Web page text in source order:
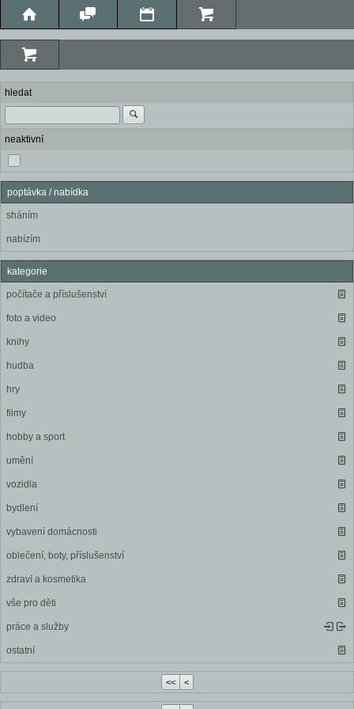
hledat
neaktivní
poptávka / nabídka
sháním
nabízím
kategorie
počítače a příslušenství
foto a video
knihy
hudba
hry
filmy
hobby a sport
umění
vozidla
bydlení
vybavení domácnosti
oblečení, boty, příslušenství
zdraví a kosmetika
vše pro děti
práce a služby
ostatní
<< <